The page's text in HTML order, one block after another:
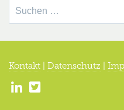
Suche
nach:
Kontakt Datenschutz